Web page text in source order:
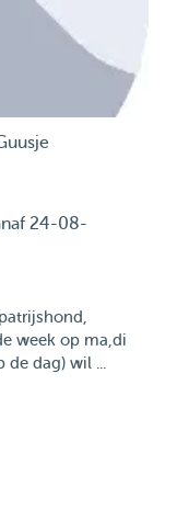
24-08-
week op ma,di
de dag) wil ...